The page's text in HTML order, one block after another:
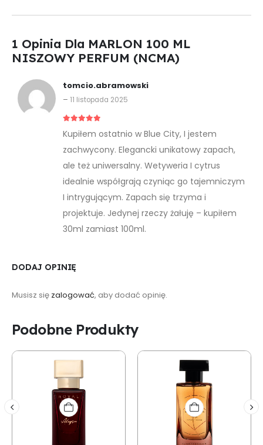
1 Opinia Dla MARLON 100 ML
NISZOWY PERFUM (NCMA)
tomcio.abramowski
– 11 listopada 2025
Kupiłem ostatnio w Blue City, I jestem
zachwycony. Elegancki unikatowy zapach,
ale też uniwersalny. Wetyweria I cytrus
idealnie współgrają czyniąc go tajemniczym
I intrygującym. Zapach się trzyma i
projektuje. Jedynej rzeczy żałuję – kupiłem
30ml zamiast 100ml.
DODAJ OPINIĘ
Musisz się zalogować, aby dodać opinię.
Podobne Produkty